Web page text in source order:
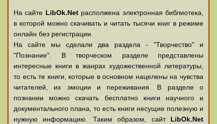
На сайте LibOk.Netрасполжена электронная библиотека,
в которой можно скачивать и читать тысячи книг в режиме
онлайн без регистрации.
На сайте мы сделали два раздела - "Творчество" и
"Познание". В творческом разделе представлены
интересные книги в жанрах художественной литературы,
то есть те книги, которые в основном нацелены на чувства
читателей, их эмоции и переживания. В разделе о
познании можно скачать бесплатно книги научного и
документального плана, то есть книги несущие полезную и
нужную информацию. Таким образом, сайт LibOk.Net